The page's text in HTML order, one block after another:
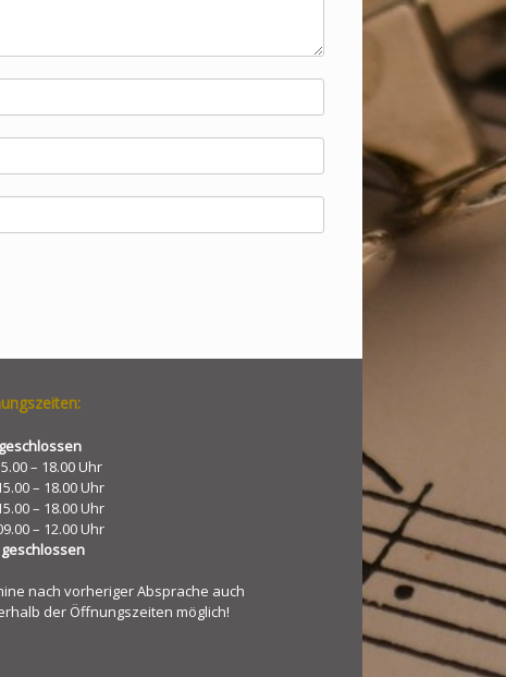
geschlossen
– 18.00 Uhr
– 18.00 Uhr
– 18.00 Uhr
– 12.00 Uhr
geschlossen
nach vorheriger Absprache auch
der Öffnungszeiten möglich!